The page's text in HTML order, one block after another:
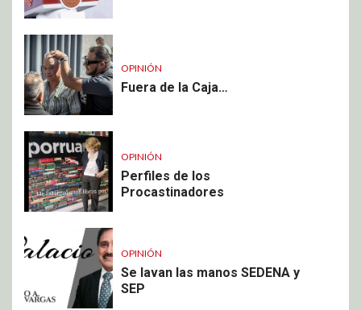
OPINIÓN
Fuera de la Caja…
OPINIÓN
Perfiles de los
Procastinadores
OPINIÓN
Se lavan las manos SEDENA y
SEP